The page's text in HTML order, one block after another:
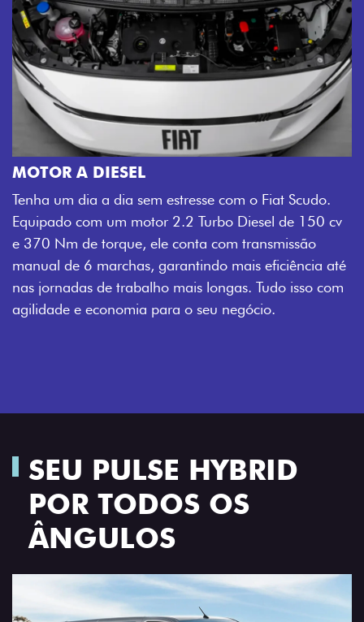
MOTOR A DIESEL
Tenha um dia a dia sem estresse com o Fiat Scudo.
Equipado com um motor 2.2 Turbo Diesel de 150 cv
e 370 Nm de torque, ele conta com transmissão
manual de 6 marchas, garantindo mais eficiência até
nas jornadas de trabalho mais longas. Tudo isso com
agilidade e economia para o seu negócio.
SEU PULSE HYBRID
POR TODOS OS
ÂNGULOS